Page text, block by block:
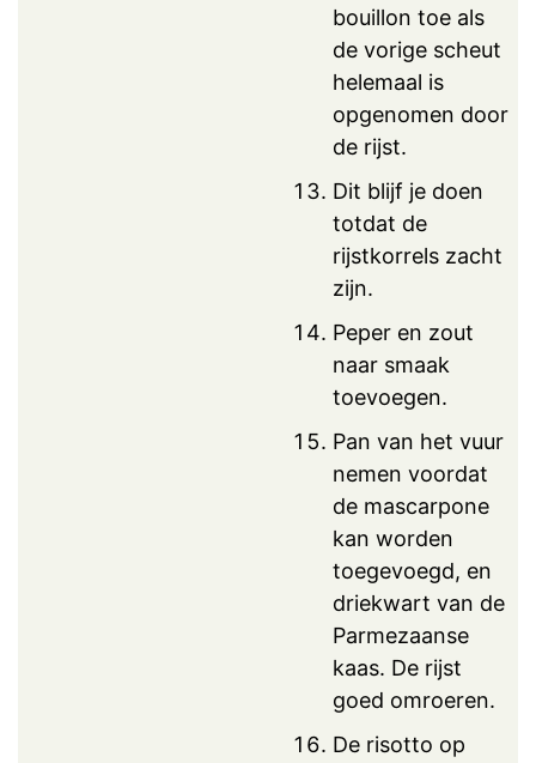
bouillon toe als
de vorige scheut
helemaal is
opgenomen door
de rijst.
Dit blijf je doen
totdat de
rijstkorrels zacht
zijn.
Peper en zout
naar smaak
toevoegen.
Pan van het vuur
nemen voordat
de mascarpone
kan worden
toegevoegd, en
driekwart van de
Parmezaanse
kaas. De rijst
goed omroeren.
De risotto op